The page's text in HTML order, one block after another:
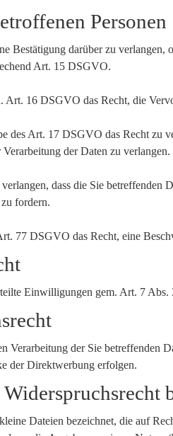
Personen
Bestätigung darüber zu
Art. 15 DSGVO.
Art. 16 DSGVO das Recht, die
des Art. 17 DSGVO das Recht zu
der Daten zu verlangen.
verlangen, dass die Sie
fordern.
77 DSGVO das Recht, eine
Einwilligungen gem. Art. 7
Verarbeitung der Sie betreffenden
der Direktwerbung erfolgen.
Dateien bezeichnet, die auf